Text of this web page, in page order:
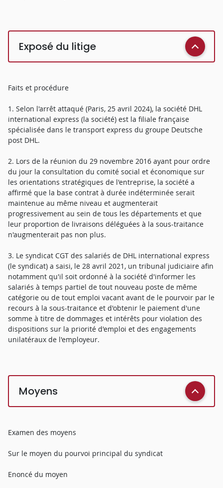
Exposé du litige
Faits et procédure
1. Selon l'arrêt attaqué (Paris, 25 avril 2024), la société DHL
international express (la société) est la filiale française
spécialisée dans le transport express du groupe Deutsche
post DHL.
2. Lors de la réunion du 29 novembre 2016 ayant pour ordre
du jour la consultation du comité social et économique sur
les orientations stratégiques de l'entreprise, la société a
affirmé que la base contrat à durée indéterminée serait
maintenue au même niveau et augmenterait
progressivement au sein de tous les départements et que
leur proportion de livraisons déléguées à la sous-traitance
n'augmenterait pas non plus.
3. Le syndicat CGT des salariés de DHL international express
(le syndicat) a saisi, le 28 avril 2021, un tribunal judiciaire afin
notamment qu'il soit ordonné à la société d'informer les
salariés à temps partiel de tout nouveau poste de même
catégorie ou de tout emploi vacant avant de le pourvoir par le
recours à la sous-traitance et d'obtenir le paiement d'une
somme à titre de dommages et intérêts pour violation des
dispositions sur la priorité d'emploi et des engagements
unilatéraux de l'employeur.
Moyens
Examen des moyens
Sur le moyen du pourvoi principal du syndicat
Enoncé du moyen